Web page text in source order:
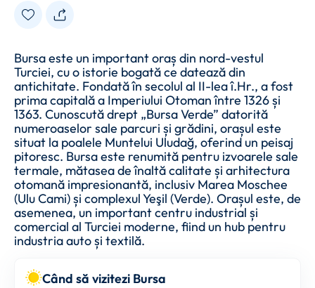
Bursa este un important oraș din nord-vestul
Turciei, cu o istorie bogată ce datează din
antichitate. Fondată în secolul al II-lea î.Hr., a fost
prima capitală a Imperiului Otoman între 1326 și
1363. Cunoscută drept „Bursa Verde” datorită
numeroaselor sale parcuri și grădini, orașul este
situat la poalele Muntelui Uludağ, oferind un peisaj
pitoresc. Bursa este renumită pentru izvoarele sale
termale, mătasea de înaltă calitate și arhitectura
otomană impresionantă, inclusiv Marea Moschee
(Ulu Cami) și complexul Yeşil (Verde). Orașul este, de
asemenea, un important centru industrial și
comercial al Turciei moderne, fiind un hub pentru
industria auto și textilă.
Când să vizitezi Bursa